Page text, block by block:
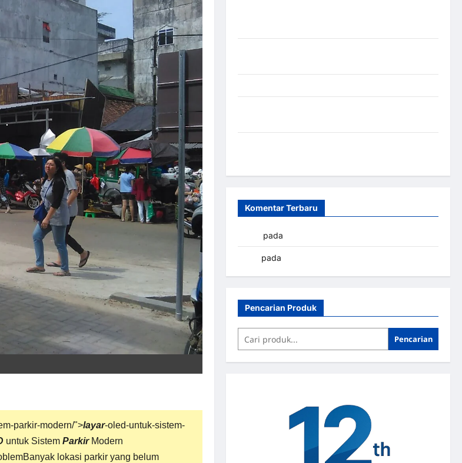
parkir-modern/">layar-oled-untuk-sistem-
untuk Sistem ParkirModern
lokasi parkir yang belum
Komentar Terbaru
pada
pada
Pencarian Produk
Pencarian